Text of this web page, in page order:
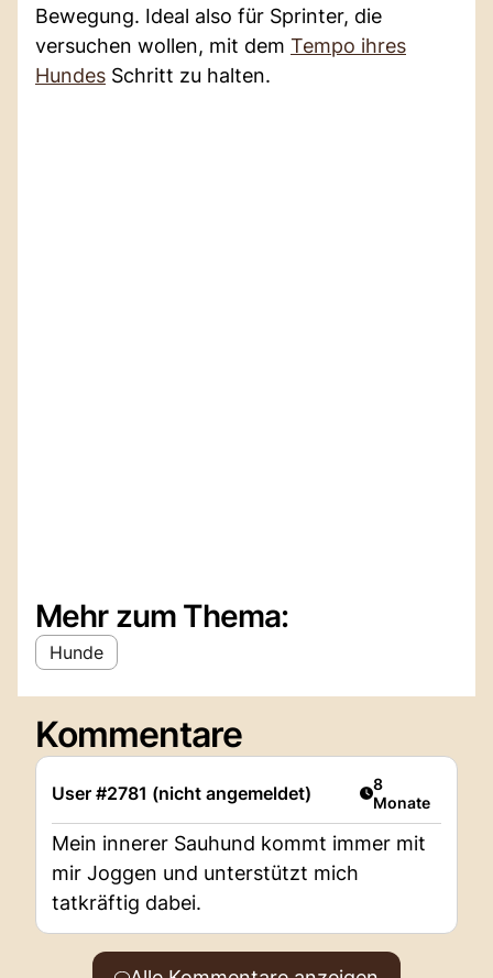
Bewegung. Ideal also für Sprinter, die
versuchen wollen, mit dem Tempo ihres
Hundes Schritt zu halten.
Mehr zum Thema:
Hunde
Kommentare
User #2781 (nicht angemeldet) Artikel
8
Monate
Mein innerer Sauhund kommt immer mit
mir Joggen und unterstützt mich
tatkräftig dabei.